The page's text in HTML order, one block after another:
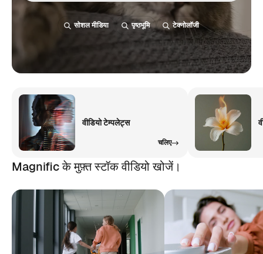
सोशल मीडिया पृष्ठभूमि टेक्नोलॉजी
वीडियो टेम्पलेट्स
चलिए
Magnific के मुफ़्त स्टॉक वीडियो खोजें।